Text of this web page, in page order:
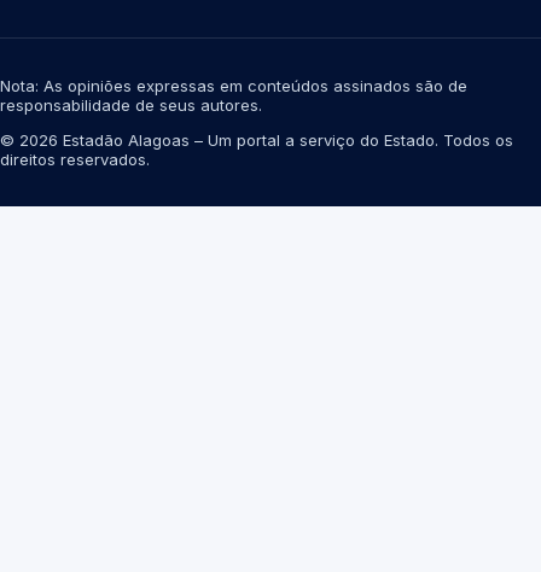
Nota: As opiniões expressas em conteúdos assinados são de
responsabilidade de seus autores.
© 2026 Estadão Alagoas – Um portal a serviço do Estado. Todos os
direitos reservados.